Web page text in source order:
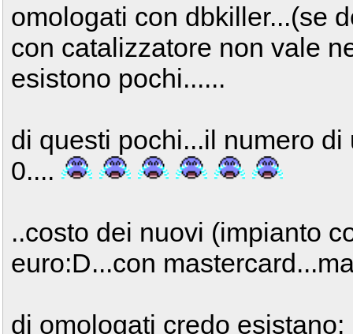
omologati con dbkiller...(se
con catalizzatore non vale
esistono pochi......
di questi pochi...il numero
0....
..costo dei nuovi (impianto
euro:D...con
di omologati credo esistano: